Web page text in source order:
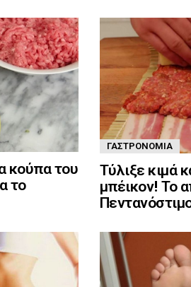
κούπα του
το
ΓΑΣΤΡΟΝΟΜΊΑ
Τύλιξε κιμά
μπέικον! Το